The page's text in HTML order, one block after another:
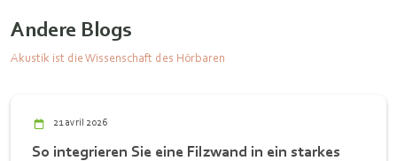
Andere Blogs
Akustik ist die Wissenschaft des Hörbaren
21 avril 2026
So integrieren Sie eine Filzwand in ein starkes